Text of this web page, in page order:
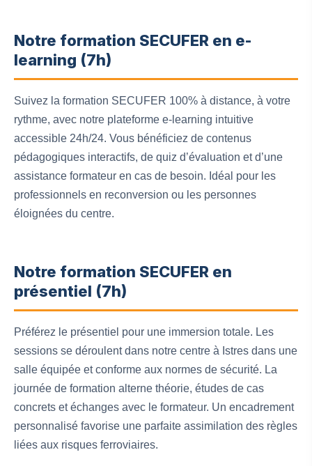
Notre formation SECUFER en e-
learning (7h)
Suivez la formation SECUFER 100% à distance, à votre
rythme, avec notre plateforme e-learning intuitive
accessible 24h/24. Vous bénéficiez de contenus
pédagogiques interactifs, de quiz d’évaluation et d’une
assistance formateur en cas de besoin. Idéal pour les
professionnels en reconversion ou les personnes
éloignées du centre.
Notre formation SECUFER en
présentiel (7h)
Préférez le présentiel pour une immersion totale. Les
sessions se déroulent dans notre centre à Istres dans une
salle équipée et conforme aux normes de sécurité. La
journée de formation alterne théorie, études de cas
concrets et échanges avec le formateur. Un encadrement
personnalisé favorise une parfaite assimilation des règles
liées aux risques ferroviaires.